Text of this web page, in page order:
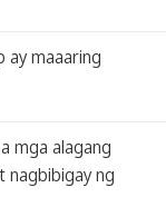
ay maaaring
mga alagang
nagbibigay ng